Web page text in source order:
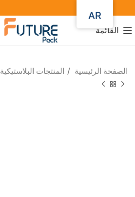
القائمة
الصفحة الرئيسية المنتجات البلاستيكية
AR